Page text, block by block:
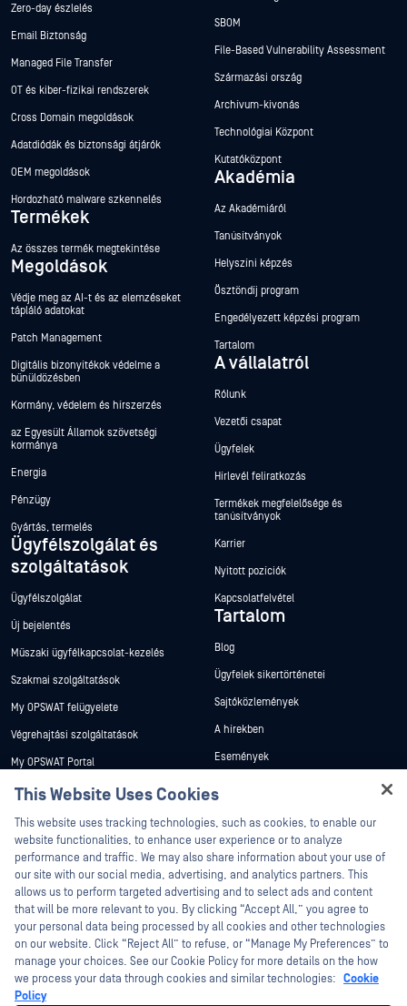
Zero-day észlelés
Email Biztonság
Managed File Transfer
OT és kiber-fizikai rendszerek
Cross Domain megoldások
Adatdiódák és biztonsági átjárók
OEM megoldások
Hordozható malware szkennelés
Termékek
Az összes termék megtekintése
Megoldások
Védje meg az AI-t és az elemzéseket
tápláló adatokat
Patch Management
Digitális bizonyítékok védelme a
bűnüldözésben
Kormány, védelem és hírszerzés
az Egyesült Államok szövetségi
kormánya
Energia
Pénzügy
Gyártás, termelés
Ügyfélszolgálat és
szolgáltatások
Ügyfélszolgálat
Új bejelentés
Műszaki ügyfélkapcsolat-kezelés
Szakmai szolgáltatások
My OPSWAT felügyelete
Végrehajtási szolgáltatások
My OPSWAT Portal
Műszaki dokumentáció
Képzések
Biztonsági sebezhetőségi program
Partnerek
Tanúsítvány
Technológiai partnerek
Channel partner program
SBOM
File-Based Vulnerability Assessment
Származási ország
Archívum-kivonás
Technológiai Központ
Kutatóközpont
Akadémia
Az Akadémiáról
Tanúsítványok
Helyszíni képzés
Ösztöndíj program
Engedélyezett képzési program
Tartalom
A vállalatról
Rólunk
Vezetői csapat
Ügyfelek
Hírlevél feliratkozás
Termékek megfelelősége és
tanúsítványok
Karrier
Nyitott pozíciók
Kapcsolatfelvétel
Tartalom
Blog
Ügyfelek sikertörténetei
Sajtóközlemények
A hírekben
Események
Fehér könyvek
©2026 OPSWAT . Minden jog fenntartva. OPSWAT, MetaDefender, Metascan,
This Website Uses Cookies
This website uses tracking technologies, such as cookies, to enable our
website functionalities, to enhance user experience or to analyze
performance and traffic. We may also share information about your use of
our site with our social media, advertising, and analytics partners. This
allows us to perform targeted advertising and to select ads and content
that will be more relevant to you. By clicking “Accept All,” you agree to
your personal data being processed by all cookies and other technologies
on our website. Click “Reject All” to refuse, or “Manage My Preferences” to
manage your choices. See our Cookie Policy for more details on the how
we process your data through cookies and similar technologies: Cookie
Policy